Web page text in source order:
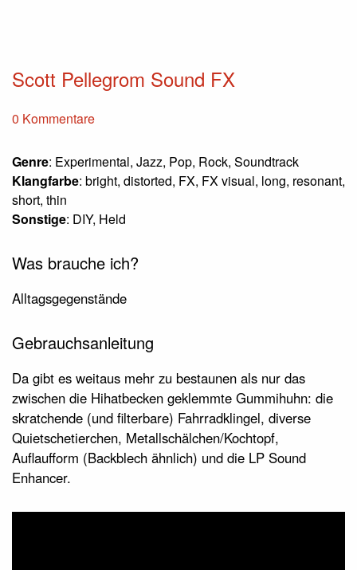
Scott Pellegrom Sound FX
0 Kommentare
Genre: Experimental, Jazz, Pop, Rock, Soundtrack
Klangfarbe: bright, distorted, FX, FX visual, long, resonant,
short, thin
Sonstige: DIY, Held
Was brauche ich?
Alltagsgegenstände
Gebrauchsanleitung
Da gibt es weitaus mehr zu bestaunen als nur das
zwischen die Hihatbecken geklemmte Gummihuhn: die
skratchende (und filterbare) Fahrradklingel, diverse
Quietschetierchen, Metallschälchen/Kochtopf,
Auflaufform (Backblech ähnlich) und die LP Sound
Enhancer.